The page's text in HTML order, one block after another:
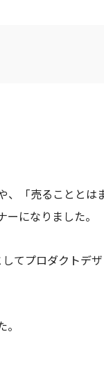
、「売ることとは
になりました。
てプロダクトデザ